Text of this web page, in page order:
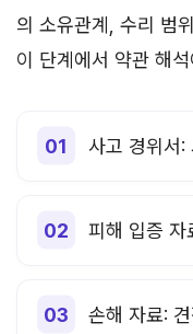
의 소유관계, 수리 범
이 단계에서 약관 해
사고 경위서:
피해 입증 자
손해 자료: